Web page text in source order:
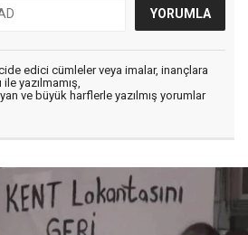
edici cümleler veya imalar, inançlara
ile yazılmamış,
ve büyük harflerle yazılmış yorumlar